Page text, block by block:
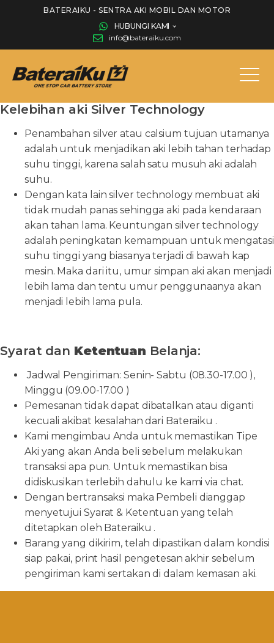
BATERAIKU - SENTRA AKI MOBIL DAN MOTOR
HUBUNGI KAMI
info@bateraiku.com
Kelebihan aki Silver Technology
Penambahan silver atau calsium tujuan utamanya
adalah untuk menjadikan aki lebih tahan terhadap
suhu tinggi, karena salah satu musuh aki adalah
suhu.
Dengan kata lain silver technology membuat aki
tidak mudah panas sehingga aki pada kendaraan
akan tahan lama. Keuntungan silver technology
adalah peningkatan kemampuan untuk mengatasi
suhu tinggi yang biasanya terjadi di bawah kap
mesin. Maka dari itu, umur simpan aki akan menjadi
lebih lama dan tentu umur penggunaanya akan
menjadi lebih lama pula.
Syarat dan Ketentuan Belanja:
Jadwal Pengiriman: Senin- Sabtu (08.30-17.00 ),
Minggu (09.00-17.00 )
Pemesanan tidak dapat dibatalkan atau diganti
kecuali akibat kesalahan dari Bateraiku .
Kami mengimbau Anda untuk memastikan Tipe
Aki yang akan Anda beli sebelum melakukan
transaksi apa pun. Untuk memastikan bisa
didiskusikan terlebih dahulu ke kami via chat.
Dengan bertransaksi maka Pembeli dianggap
menyetujui Syarat & Ketentuan yang telah
ditetapkan oleh Bateraiku .
Barang yang dikirim, telah dipastikan dalam kondisi
siap pakai, print hasil pengetesan akhir sebelum
pengiriman kami sertakan di dalam kemasan aki.